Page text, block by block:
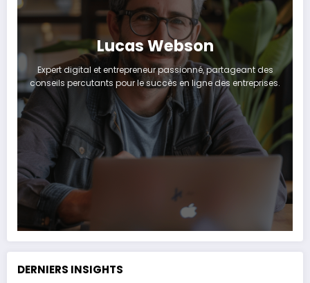
Lucas Webson
Expert digital et entrepreneur passionné, partageant des
conseils percutants pour le succès en ligne des entreprises.
DERNIERS INSIGHTS